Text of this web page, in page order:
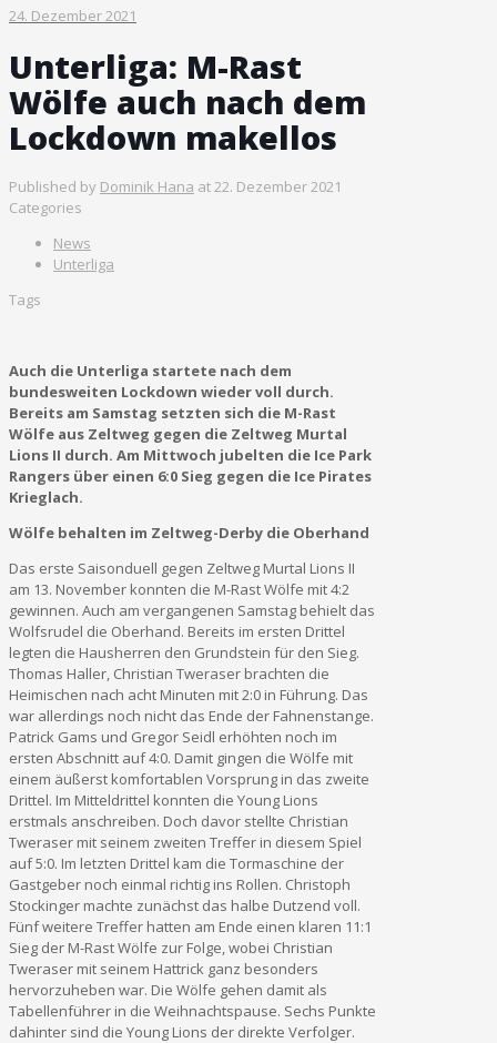
24. Dezember 2021
Unterliga: M-Rast
Wölfe auch nach dem
Lockdown makellos
Published by Dominik Hana at22. Dezember 2021
Categories
News
Unterliga
Tags
Auch die Unterliga startete nach dem
bundesweiten Lockdown wieder voll durch.
Bereits am Samstag setzten sich die M-Rast
Wölfe aus Zeltweg gegen die Zeltweg Murtal
Lions II durch. Am Mittwoch jubelten die Ice Park
Rangers über einen 6:0 Sieg gegen die Ice Pirates
Krieglach.
Wölfe behalten im Zeltweg-Derby die Oberhand
Das erste Saisonduell gegen Zeltweg Murtal Lions II
am 13. November konnten die M-Rast Wölfe mit 4:2
gewinnen. Auch am vergangenen Samstag behielt das
Wolfsrudel die Oberhand. Bereits im ersten Drittel
legten die Hausherren den Grundstein für den Sieg.
Thomas Haller, Christian Tweraser brachten die
Heimischen nach acht Minuten mit 2:0 in Führung. Das
war allerdings noch nicht das Ende der Fahnenstange.
Patrick Gams und Gregor Seidl erhöhten noch im
ersten Abschnitt auf 4:0. Damit gingen die Wölfe mit
einem äußerst komfortablen Vorsprung in das zweite
Drittel. Im Mitteldrittel konnten die Young Lions
erstmals anschreiben. Doch davor stellte Christian
Tweraser mit seinem zweiten Treffer in diesem Spiel
auf 5:0. Im letzten Drittel kam die Tormaschine der
Gastgeber noch einmal richtig ins Rollen. Christoph
Stockinger machte zunächst das halbe Dutzend voll.
Fünf weitere Treffer hatten am Ende einen klaren 11:1
Sieg der M-Rast Wölfe zur Folge, wobei Christian
Tweraser mit seinem Hattrick ganz besonders
hervorzuheben war. Die Wölfe gehen damit als
Tabellenführer in die Weihnachtspause. Sechs Punkte
dahinter sind die Young Lions der direkte Verfolger.